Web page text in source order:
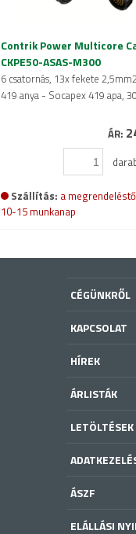
Contrik Power Multicore
CKPE50-ASAS-M300
6 csatornás, 13x fekete
419 anya - Socapex 419 apa,
ÁR:
Szállítás: a
10-15 munkanap
CÉGÜNKRŐL
KAPCSOLAT
HÍREK
ÁRLISTÁK
LETÖLTÉSEK
ÁSZF
ELÁLLÁSI